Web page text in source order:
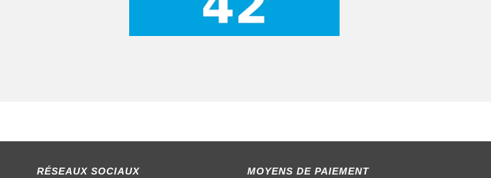
RÉSEAUX SOCIAUX MOYENS DE PAIEMENT